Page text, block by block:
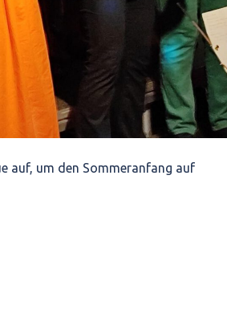
auf, um den Sommeranfang auf